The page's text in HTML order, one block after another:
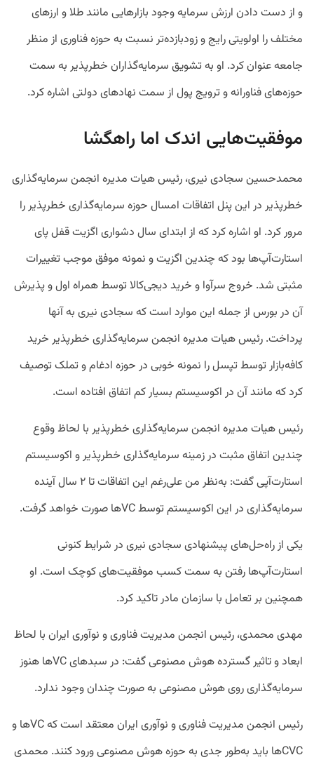
و از دست دادن ارزش سرمایه وجود بازارهایی مانند طلا و ارزهای
مختلف را اولویتی رایج و زودبازده‌تر نسبت به حوزه فناوری از منظر
جامعه عنوان کرد. او به تشویق سرمایه‌گذاران خطرپذیر به سمت
حوزه‌های فناورانه و ترویج پول از سمت نهادهای دولتی اشاره کرد.
موفقیت‌هایی اندک اما راهگشا
محمدحسین سجادی نیری، رئیس هیات مدیره انجمن سرمایه‌گذاری
خطرپذیر در این پنل اتفاقات امسال حوزه سرمایه‌گذاری خطرپذیر را
مرور کرد. او اشاره کرد که از ابتدای سال دشواری اگزیت قفل پای
استارت‌آپ‌ها بود که چندین اگزیت و نمونه موفق موجب تغییرات
مثبتی شد. خروج سرآوا و خرید دیجی‌کالا توسط همراه اول و پذیرش
آن در بورس از جمله این موارد است که سجادی نیری به آنها
پرداخت. رئیس هیات مدیره انجمن سرمایه‌گذاری خطرپذیر خرید
کافه‌بازار توسط تپسل را نمونه خوبی در حوزه ادغام و تملک توصیف
کرد که مانند آن در اکوسیستم بسیار کم اتفاق افتاده است.
رئیس هیات مدیره انجمن سرمایه‌گذاری خطرپذیر با لحاظ وقوع
چندین اتفاق مثبت در زمینه سرمایه‌گذاری خطرپذیر و اکوسیستم
استارت‌آپی گفت: به‌نظر من علی‌رغم این اتفاقات تا ۲ سال آینده
سرمایه‌گذاری در این اکوسیستم توسط VCها صورت خواهد گرفت.
یکی از راه‌حل‌های پیشنهادی سجادی نیری در شرایط کنونی
استارت‌آپ‌ها رفتن به سمت کسب موفقیت‌های کوچک است. او
همچنین بر تعامل با سازمان مادر تاکید کرد.
مهدی محمدی، رئیس انجمن مدیریت فناوری و نوآوری ایران با لحاظ
ابعاد و تاثیر گسترده هوش مصنوعی گفت: در سبدهای VCها هنوز
سرمایه‌گذاری روی هوش مصنوعی به صورت چندان وجود ندارد.
رئیس انجمن مدیریت فناوری و نوآوری ایران معتقد است که VCها و
CVCها باید به‌طور جدی به حوزه هوش مصنوعی ورود کنند. محمدی